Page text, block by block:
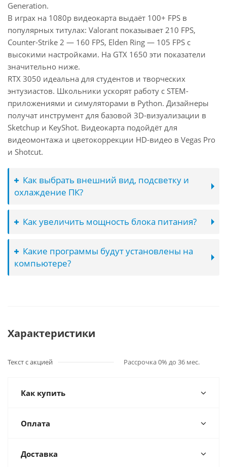
Generation.
В играх на 1080p видеокарта выдаёт 100+ FPS в
популярных титулах: Valorant показывает 210 FPS,
Counter-Strike 2 — 160 FPS, Elden Ring — 105 FPS с
высокими настройками. На GTX 1650 эти показатели
значительно ниже.
RTX 3050 идеальна для студентов и творческих
энтузиастов. Школьники ускорят работу с STEM-
приложениями и симуляторами в Python. Дизайнеры
получат инструмент для базовой 3D-визуализации в
Sketchup и KeyShot. Видеокарта подойдёт для
видеомонтажа и цветокоррекции HD-видео в Vegas Pro
и Shotcut.
Как выбрать внешний вид, подсветку и
охлаждение ПК?
Как увеличить мощность блока питания?
Какие программы будут установлены на
компьютере?
Характеристики
Текст с акцией Рассрочка 0% до 36 мес.
Как купить
Оплата
Доставка